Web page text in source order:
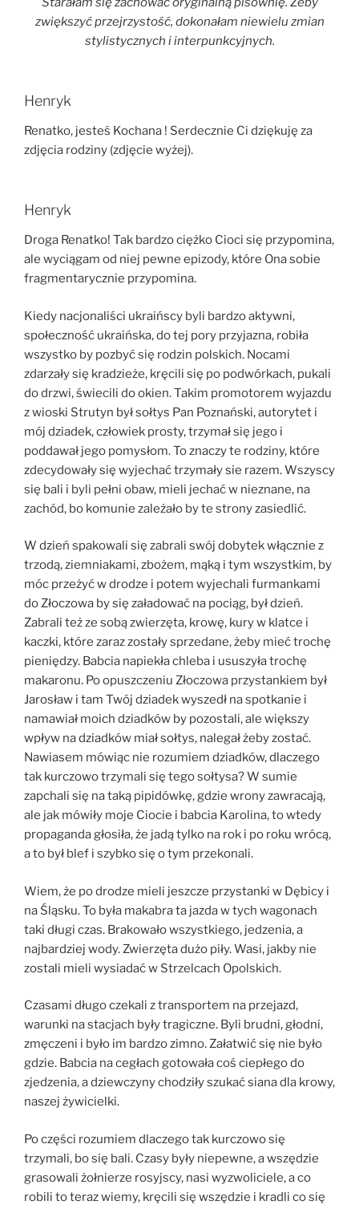
zwiększyć przejrzystość, dokonałam niewielu zmian
stylistycznych i interpunkcyjnych.
Henryk
Renatko, jesteś Kochana ! Serdecznie Ci dziękuję za
zdjęcia rodziny (zdjęcie wyżej).
Henryk
Droga Renatko! Tak bardzo ciężko Cioci się przypomina,
ale wyciągam od niej pewne epizody, które Ona sobie
fragmentarycznie przypomina.
Kiedy nacjonaliści ukraińscy byli bardzo aktywni,
społeczność ukraińska, do tej pory przyjazna, robiła
wszystko by pozbyć się rodzin polskich. Nocami
zdarzały się kradzieże, kręcili się po podwórkach, pukali
do drzwi, świecili do okien. Takim promotorem wyjazdu
z wioski Strutyn był sołtys Pan Poznański, autorytet i
mój dziadek, człowiek prosty, trzymał się jego i
poddawał jego pomysłom. To znaczy te rodziny, które
zdecydowały się wyjechać trzymały sie razem. Wszyscy
się bali i byli pełni obaw, mieli jechać w nieznane, na
zachód, bo komunie zależało by te strony zasiedlić.
W dzień spakowali się zabrali swój dobytek włącznie z
trzodą, ziemniakami, zbożem, mąką i tym wszystkim, by
móc przeżyć w drodze i potem wyjechali furmankami
do Złoczowa by się załadować na pociąg, był dzień.
Zabrali też ze sobą zwierzęta, krowę, kury w klatce i
kaczki, które zaraz zostały sprzedane, żeby mieć trochę
pieniędzy. Babcia napiekła chleba i ususzyła trochę
makaronu. Po opuszczeniu Złoczowa przystankiem był
Jarosław i tam Twój dziadek wyszedł na spotkanie i
namawiał moich dziadków by pozostali, ale większy
wpływ na dziadków miał sołtys, nalegał żeby zostać.
Nawiasem mówiąc nie rozumiem dziadków, dlaczego
tak kurczowo trzymali się tego sołtysa? W sumie
zapchali się na taką pipidówkę, gdzie wrony zawracają,
ale jak mówiły moje Ciocie i babcia Karolina, to wtedy
propaganda głosiła, że jadą tylko na rok i po roku wrócą,
a to był blef i szybko się o tym przekonali.
Wiem, że po drodze mieli jeszcze przystanki w Dębicy i
na Śląsku. To była makabra ta jazda w tych wagonach
taki długi czas. Brakowało wszystkiego, jedzenia, a
najbardziej wody. Zwierzęta dużo piły. Wasi, jakby nie
zostali mieli wysiadać w Strzelcach Opolskich.
Czasami długo czekali z transportem na przejazd,
warunki na stacjach były tragiczne. Byli brudni, głodni,
zmęczeni i było im bardzo zimno. Załatwić się nie było
gdzie. Babcia na cegłach gotowała coś ciepłego do
zjedzenia, a dziewczyny chodziły szukać siana dla krowy,
naszej żywicielki.
Po części rozumiem dlaczego tak kurczowo się
trzymali, bo się bali. Czasy były niepewne, a wszędzie
grasowali żołnierze rosyjscy, nasi wyzwoliciele, a co
robili to teraz wiemy, kręcili się wszędzie i kradli co się